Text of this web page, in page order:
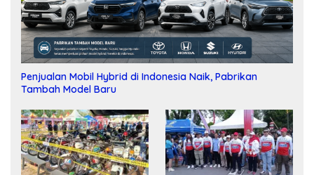
Penjualan Mobil Hybrid di Indonesia Naik, Pabrikan
Tambah Model Baru